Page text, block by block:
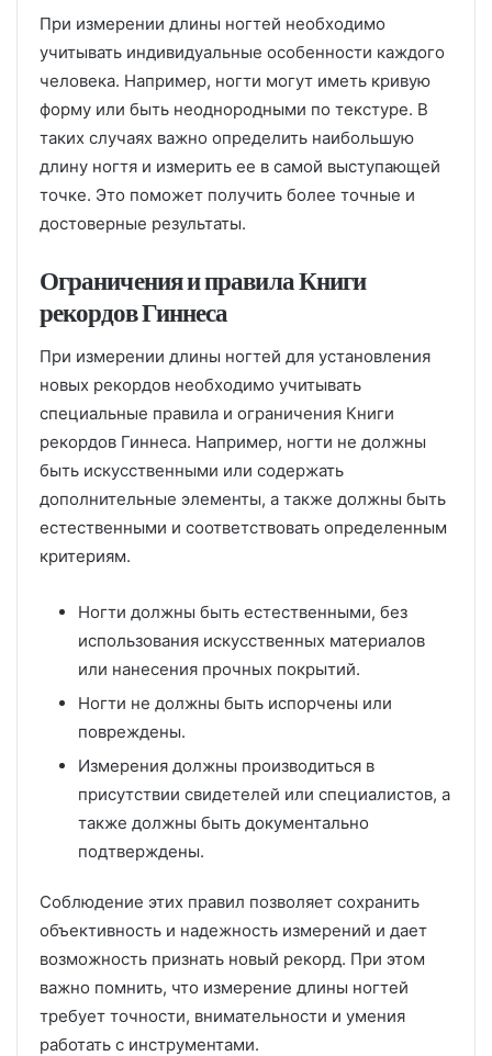
При измерении длины ногтей необходимо
учитывать индивидуальные особенности каждого
человека. Например, ногти могут иметь кривую
форму или быть неоднородными по текстуре. В
таких случаях важно определить наибольшую
длину ногтя и измерить ее в самой выступающей
точке. Это поможет получить более точные и
достоверные результаты.
Ограничения и правила Книги
рекордов Гиннеса
При измерении длины ногтей для установления
новых рекордов необходимо учитывать
специальные правила и ограничения Книги
рекордов Гиннеса. Например, ногти не должны
быть искусственными или содержать
дополнительные элементы, а также должны быть
естественными и соответствовать определенным
критериям.
Ногти должны быть естественными, без
использования искусственных материалов
или нанесения прочных покрытий.
Ногти не должны быть испорчены или
повреждены.
Измерения должны производиться в
присутствии свидетелей или специалистов, а
также должны быть документально
подтверждены.
Соблюдение этих правил позволяет сохранить
объективность и надежность измерений и дает
возможность признать новый рекорд. При этом
важно помнить, что измерение длины ногтей
требует точности, внимательности и умения
работать с инструментами.